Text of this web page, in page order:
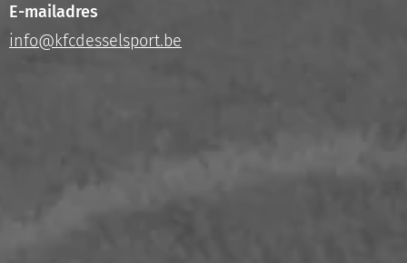
E-mailadres
info@kfcdesselsport.be